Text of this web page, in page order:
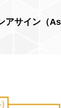
アサイン（